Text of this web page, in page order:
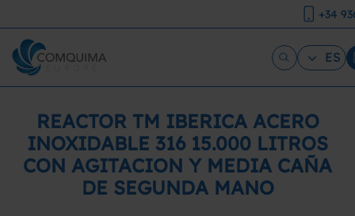
+34
ES
REACTOR TM IBERICA ACERO
INOXIDABLE 316 15.000 LITROS
CON AGITACION Y MEDIA CAÑA
DE SEGUNDA MANO